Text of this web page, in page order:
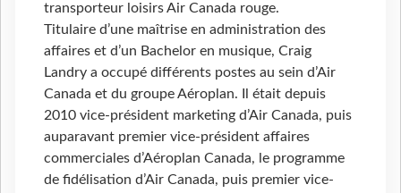
transporteur loisirs Air Canada rouge.
Titulaire d’une maîtrise en administration des
affaires et d’un Bachelor en musique, Craig
Landry a occupé différents postes au sein d’Air
Canada et du groupe Aéroplan. Il était depuis
2010 vice-président marketing d’Air Canada, puis
auparavant premier vice-président affaires
commerciales d’Aéroplan Canada, le programme
de fidélisation d’Air Canada, puis premier vice-